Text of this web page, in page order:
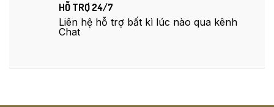
HỖ TRỢ 24/7
Liên hệ hỗ trợ bất kì lúc nào qua kênh
Chat